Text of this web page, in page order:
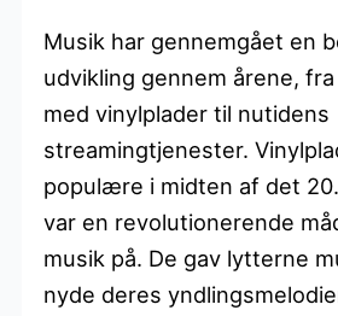
Musik har gennemgået en
udvikling gennem årene,
med vinylplader til nutidens
streamingtjenester.
populære i midten af det
var en revolutionerende
musik på. De gav lytterne
nyde deres